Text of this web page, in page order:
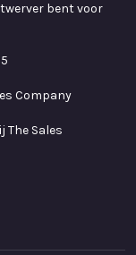
bent voor
Company
The Sales